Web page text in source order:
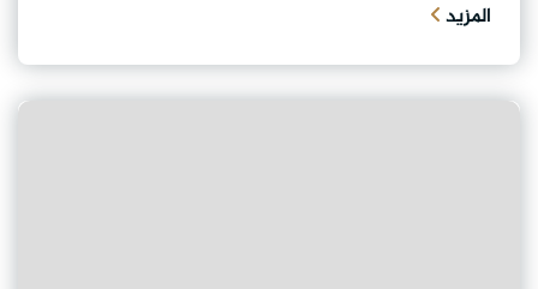
المزيد